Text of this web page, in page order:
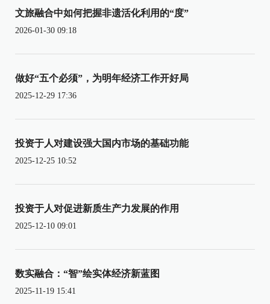
文旅融合中如何把握非遗活化利用的“度”
2026-01-30 09:18
做好“五个必须”，为明年经济工作开好局
2025-12-29 17:36
投资于人对建设强大国内市场的基础功能
2025-12-25 10:52
投资于人对促进新质生产力发展的作用
2025-12-10 09:01
数实融合：“智”绘实体经济新蓝图
2025-11-19 15:41